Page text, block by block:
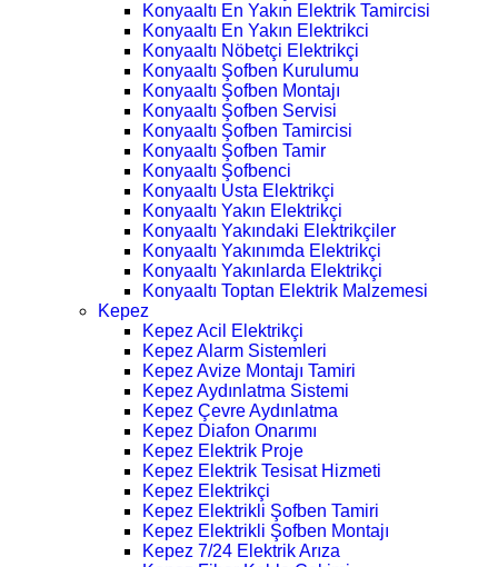
Konyaaltı En Yakın Elektrik Tamircisi
Konyaaltı En Yakın Elektrikci
Konyaaltı Nöbetçi Elektrikçi
Konyaaltı Şofben Kurulumu
Konyaaltı Şofben Montajı
Konyaaltı Şofben Servisi
Konyaaltı Şofben Tamircisi
Konyaaltı Şofben Tamir
Konyaaltı Şofbenci
Konyaaltı Usta Elektrikçi
Konyaaltı Yakın Elektrikçi
Konyaaltı Yakındaki Elektrikçiler
Konyaaltı Yakınımda Elektrikçi
Konyaaltı Yakınlarda Elektrikçi
Konyaaltı Toptan Elektrik Malzemesi
Kepez
Kepez Acil Elektrikçi
Kepez Alarm Sistemleri
Kepez Avize Montajı Tamiri
Kepez Aydınlatma Sistemi
Kepez Çevre Aydınlatma
Kepez Diafon Onarımı
Kepez Elektrik Proje
Kepez Elektrik Tesisat Hizmeti
Kepez Elektrikçi
Kepez Elektrikli Şofben Tamiri
Kepez Elektrikli Şofben Montajı
Kepez 7/24 Elektrik Arıza